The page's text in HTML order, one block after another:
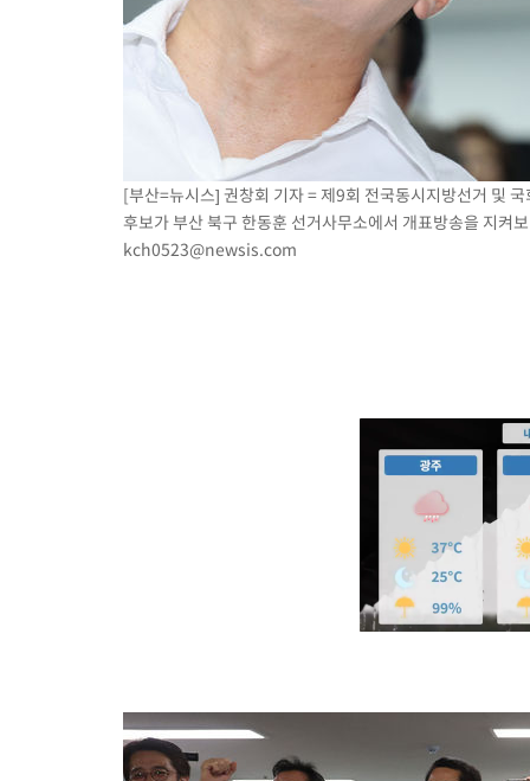
[부산=뉴시스] 권창회 기자 = 제9회 전국동시지방선거 및
후보가 부산 북구 한동훈 선거사무소에서 개표방송을 지
kch0523@newsis.com